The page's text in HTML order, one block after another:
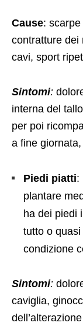
Cause:
contratture dei
cavi, sport
Sintomi:
interna del
per poi
a fine
Piedi piatti:
plantare
ha dei piedi
tutto o
condizione
Sintomi:
caviglia,